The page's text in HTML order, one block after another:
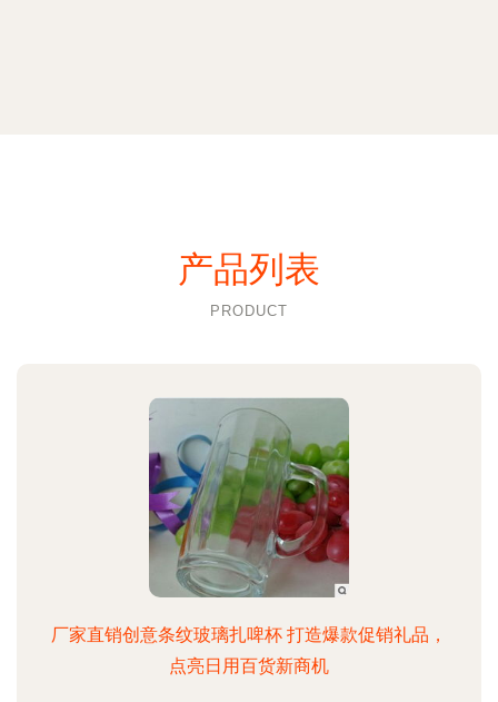
产品列表
PRODUCT
厂家直销创意条纹玻璃扎啤杯 打造爆款促销礼品，
点亮日用百货新商机